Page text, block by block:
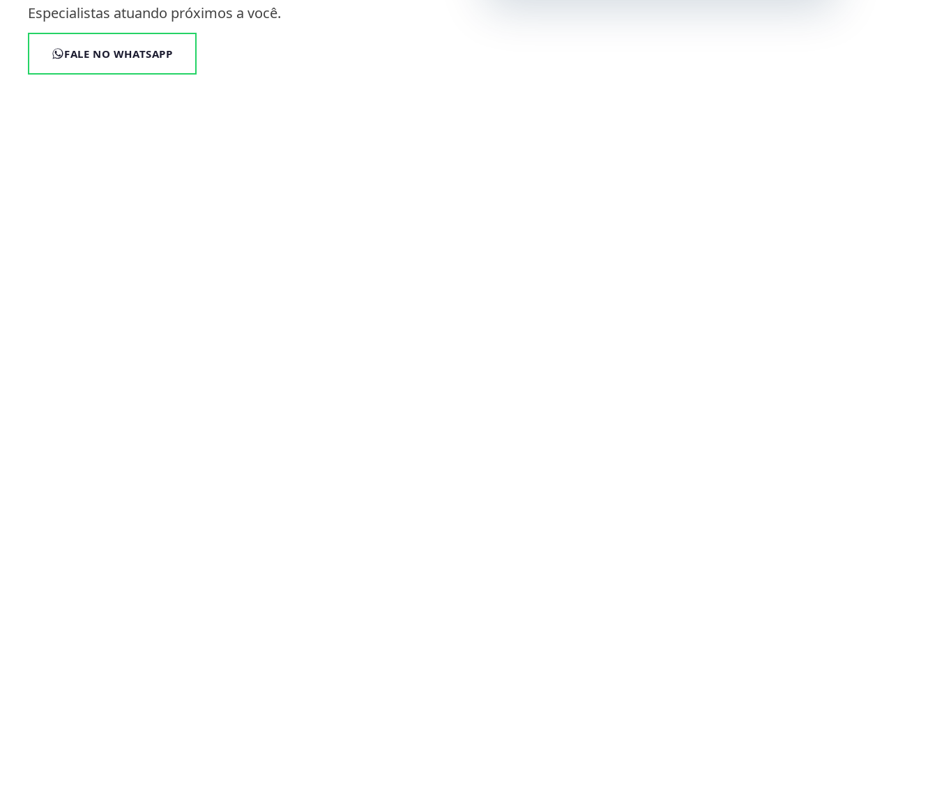
Especialistas atuando próximos a você.
FALE NO WHATSAPP